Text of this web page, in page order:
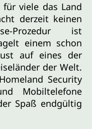
viele das Land
derzeit keinen
Prozedur ist
einem schon
auf eines der
der Welt.
Security
Mobiltelefone
Spaß endgültig